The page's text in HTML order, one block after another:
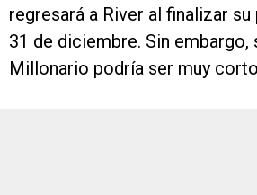
regresará a River al finalizar
31 de diciembre. Sin embargo,
Millonario podría ser muy